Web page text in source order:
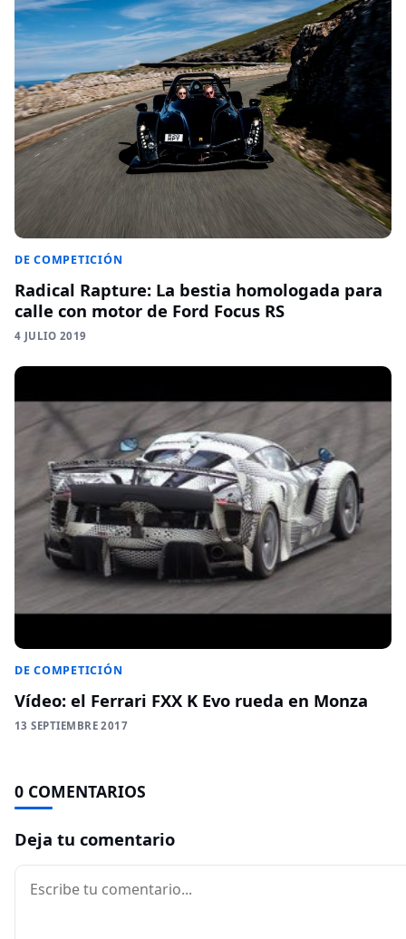
DE COMPETICIÓN
Radical Rapture: La bestia homologada para
calle con motor de Ford Focus RS
4 JULIO 2019
DE COMPETICIÓN
Vídeo: el Ferrari FXX K Evo rueda en Monza
13 SEPTIEMBRE 2017
0 COMENTARIOS
Deja tu comentario
Comentario